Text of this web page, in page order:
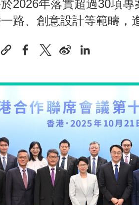
2026年落實超過30項專
路、創意設計等範疇，